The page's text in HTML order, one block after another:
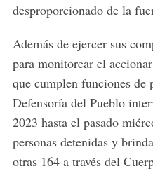
desproporcionado de la
Además de ejercer sus
para monitorear el
que cumplen funciones
Defensoría del Pueblo
2023 hasta el pasado
personas detenidas y
otras 164 a través del